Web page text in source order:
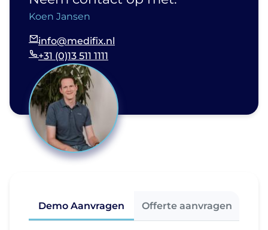
Koen Jansen
info@medifix.nl
+31 (0)13 511 1111
Demo Aanvragen Offerte aanvragen